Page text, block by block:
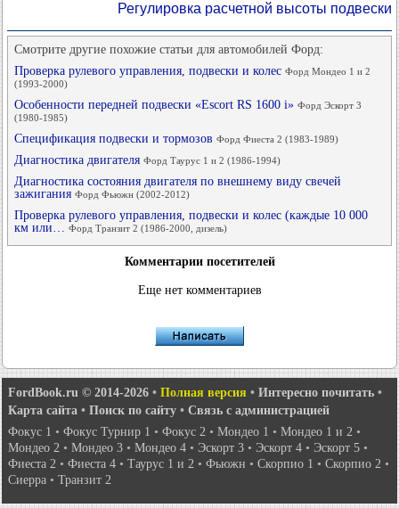
Регулировка расчетной высоты подвески
Смотрите другие похожие статьи для автомобилей Форд:
Проверка рулевого управления, подвески и колес Форд Мондео 1 и 2
(1993-2000)
Особенности передней подвески «Escort RS 1600 i» Форд Эскорт 3
(1980-1985)
Спецификация подвески и тормозов Форд Фиеста 2 (1983-1989)
Диагностика двигателя Форд Таурус 1 и 2 (1986-1994)
Диагностика состояния двигателя по внешнему виду свечей
зажигания Форд Фьюжн (2002-2012)
Проверка рулевого управления, подвески и колес (каждые 10 000
км или… Форд Транзит 2 (1986-2000, дизель)
Комментарии посетителей
Еще нет комментариев
FordBook.ru © 2014-2026 • Полная версия • Интересно почитать •
Карта сайта • Поиск по сайту • Связь с администрацией
Фокус 1 • Фокус Турнир 1 • Фокус 2 • Мондео 1 • Мондео 1 и 2 •
Мондео 2 • Мондео 3 • Мондео 4 • Эскорт 3 • Эскорт 4 • Эскорт 5 •
Фиеста 2 • Фиеста 4 • Таурус 1 и 2 • Фьюжн • Скорпио 1 • Скорпио 2 •
Сиерра • Транзит 2